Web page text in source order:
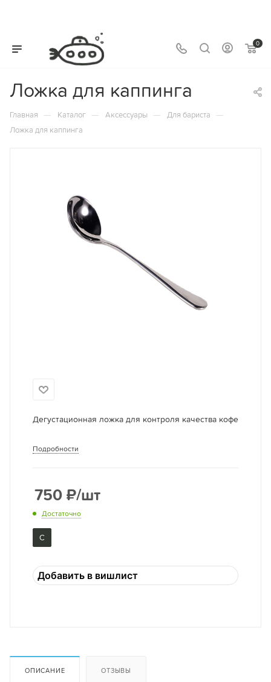
0
Ложка для каппинга
Главная — Каталог — Аксессуары — Для бариста —
Ложка для каппинга
Дегустационная ложка для контроля качества кофе
Подробности
750 ₽/шт
Достаточно
С
Добавить в вишлист
ОПИСАНИЕ ОТЗЫВЫ